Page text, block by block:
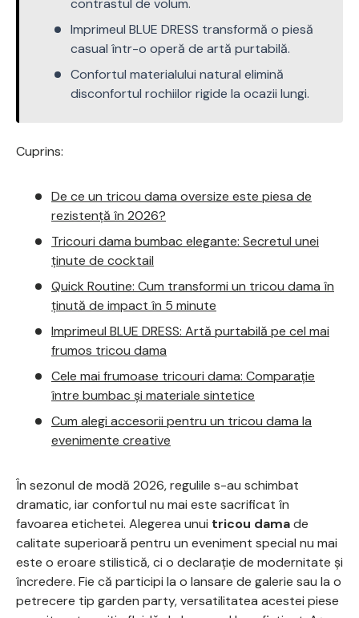
contrastul de volum.
Imprimeul BLUE DRESS transformă o piesă
casual într-o operă de artă purtabilă.
Confortul materialului natural elimină
disconfortul rochiilor rigide la ocazii lungi.
Cuprins:
De ce un tricou dama oversize este piesa de
rezistență în 2026?
Tricouri dama bumbac elegante: Secretul unei
ținute de cocktail
Quick Routine: Cum transformi un tricou dama în
ținută de impact în 5 minute
Imprimeul BLUE DRESS: Artă purtabilă pe cel mai
frumos tricou dama
Cele mai frumoase tricouri dama: Comparație
între bumbac și materiale sintetice
Cum alegi accesorii pentru un tricou dama la
evenimente creative
În sezonul de modă 2026, regulile s-au schimbat
dramatic, iar confortul nu mai este sacrificat în
favoarea etichetei. Alegerea unui tricou damade
calitate superioară pentru un eveniment special nu mai
este o eroare stilistică, ci o declarație de modernitate și
încredere. Fie că participi la o lansare de galerie sau la o
petrecere tip garden party, versatilitatea acestei piese